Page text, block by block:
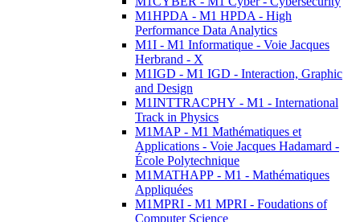
M1HPDA - M1 HPDA - High
Performance Data Analytics
M1I - M1 Informatique - Voie Jacques
Herbrand - X
M1IGD - M1 IGD - Interaction, Graphic
and Design
M1INTTRACPHY - M1 - International
Track in Physics
M1MAP - M1 Mathématiques et
Applications - Voie Jacques Hadamard -
École Polytechnique
M1MATHAPP - M1 - Mathématiques
Appliquées
M1MPRI - M1 MPRI - Foudations of
Computer Science